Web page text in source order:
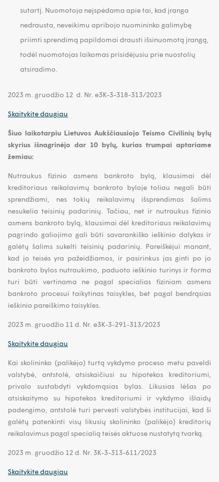
sutartį. Nuomotoja neįspėdama apie tai, kad įranga
nedrausta, neveikimu apribojo nuomininko galimybę
priimti sprendimą papildomai drausti išsinuomotą įrangą,
todėl nuomotojas laikomas prisidėjusiu prie nuostolių
atsiradimo.
2023 m. gruodžio 12 d. Nr. e3K-3-318-313/2023
Skaitykite daugiau
Šiuo laikotarpiu Lietuvos Aukščiausiojo Teismo Civilinių bylų
skyrius išnagrinėjo dar 10 bylų, kurias trumpai aptariame
žemiau:
Nutraukus fizinio asmens bankroto bylą, klausimai dėl
kreditoriaus reikalavimų bankroto byloje toliau negali būti
sprendžiami, nes tokių reikalavimų išsprendimas šalims
nesukelia teisinių padarinių. Tačiau, net ir nutraukus fizinio
asmens bankroto bylą, klausimai dėl kreditoriaus reikalavimų
pagrindo galiojimo gali būti savarankiško ieškinio dalykas ir
galėtų šalims sukelti teisinių padarinių. Pareiškėjui manant,
kad jo teisės yra pažeidžiamos, ir pasirinkus jas ginti po jo
bankroto bylos nutraukimo, paduoto ieškinio turinys ir forma
turi būti vertinama ne pagal specialias fiziniam asmens
bankroto procesui taikytinas taisykles, bet pagal bendrąsias
ieškinio pareiškimo taisykles.
2023 m. gruodžio 11 d. Nr. e3K-3-291-313/2023
Skaitykite daugiau
Kai skolininko (palikėjo) turtą vykdymo proceso metu paveldi
valstybė, antstolė, atsiskaičiusi su hipotekos kreditoriumi,
privalo sustabdyti vykdomąsias bylas. Likusias lėšas po
atsiskaitymo su hipotekos kreditoriumi ir vykdymo išlaidų
padengimo, antstolė turi pervesti valstybės institucijai, kad ši
galėtų patenkinti visų likusių skolininko (palikėjo) kreditorių
reikalavimus pagal specialią teisės aktuose nustatytą tvarką.
2023 m. gruodžio 12 d. Nr. 3K-3-313-611/2023
Skaitykite daugiau